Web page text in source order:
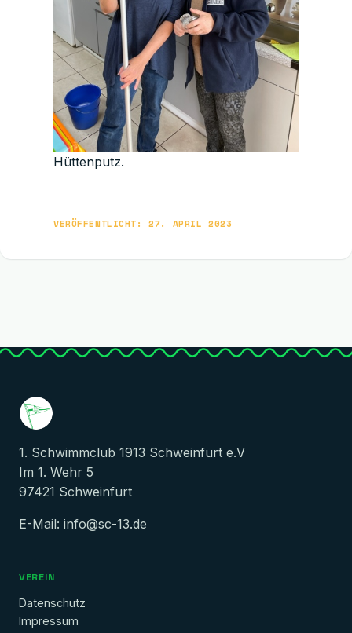
Hüttenputz.
VERÖFFENTLICHT: 27. APRIL 2023
1. Schwimmclub 1913 Schweinfurt e.V
Im 1. Wehr 5
97421 Schweinfurt
E-Mail: info@sc-13.de
VEREIN
Datenschutz
Impressum